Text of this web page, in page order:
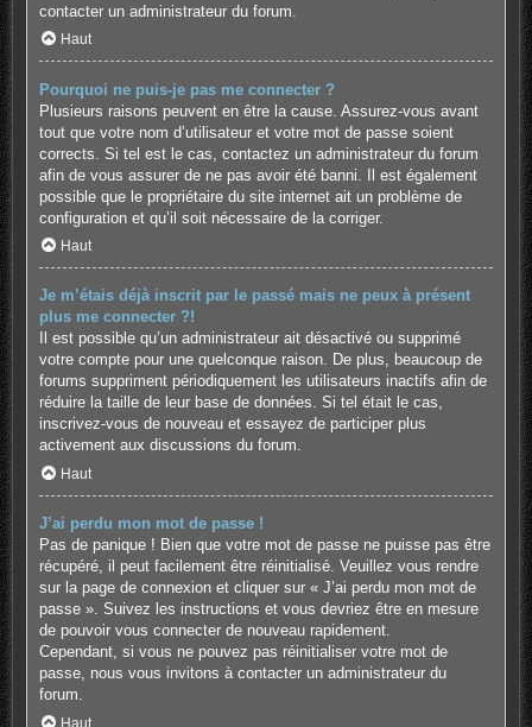
contacter un administrateur du forum.
Haut
Pourquoi ne puis-je pas me connecter ?
Plusieurs raisons peuvent en être la cause. Assurez-vous avant
tout que votre nom d’utilisateur et votre mot de passe soient
corrects. Si tel est le cas, contactez un administrateur du forum
afin de vous assurer de ne pas avoir été banni. Il est également
possible que le propriétaire du site internet ait un problème de
configuration et qu’il soit nécessaire de la corriger.
Haut
Je m’étais déjà inscrit par le passé mais ne peux à présent
plus me connecter ?!
Il est possible qu’un administrateur ait désactivé ou supprimé
votre compte pour une quelconque raison. De plus, beaucoup de
forums suppriment périodiquement les utilisateurs inactifs afin de
réduire la taille de leur base de données. Si tel était le cas,
inscrivez-vous de nouveau et essayez de participer plus
activement aux discussions du forum.
Haut
J’ai perdu mon mot de passe !
Pas de panique ! Bien que votre mot de passe ne puisse pas être
récupéré, il peut facilement être réinitialisé. Veuillez vous rendre
sur la page de connexion et cliquer sur « J’ai perdu mon mot de
passe ». Suivez les instructions et vous devriez être en mesure
de pouvoir vous connecter de nouveau rapidement.
Cependant, si vous ne pouvez pas réinitialiser votre mot de
passe, nous vous invitons à contacter un administrateur du
forum.
Haut